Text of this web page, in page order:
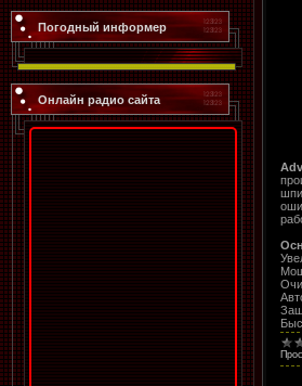
Погодный информер
Онлайн радио сайта